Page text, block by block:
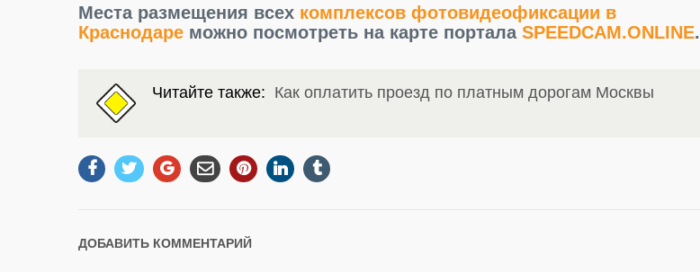
Места размещения всех комплексов фотовидеофиксации в
Краснодаре можно посмотреть на карте портала SPEEDCAM.ONLINE.
Читайте также: Как оплатить проезд по платным дорогам Москвы
ДОБАВИТЬ КОММЕНТАРИЙ